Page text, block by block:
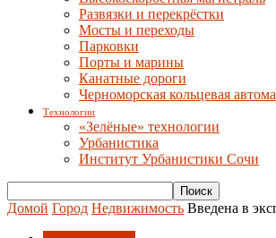
Развязки и перекрёстки
Мосты и переходы
Парковки
Порты и марины
Канатные дороги
Черноморская кольцевая
Технологии
«Зелёные» технологии
Урбанистика
Институт Урбанистики Сочи
Домой Город Недвижимость Введена в